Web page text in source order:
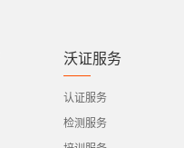
沃证服务
认证服务
检测服务